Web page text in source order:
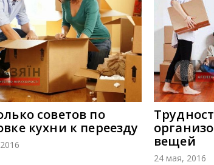
советов по
кухни к переезду
вещей
24 мая, 2016